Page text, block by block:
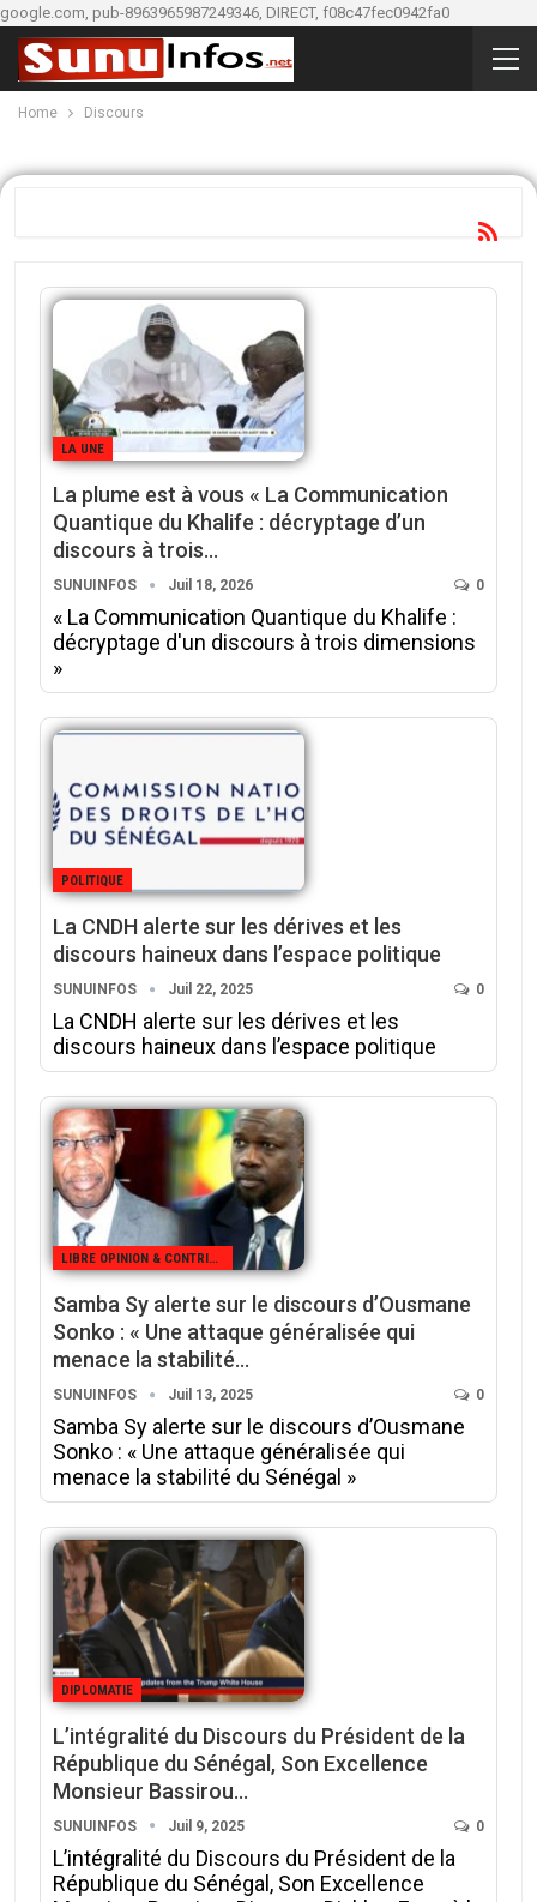
google.com, pub-8963965987249346, DIRECT, f08c47fec0942fa0
Home Discours
LA UNE
La plume est à vous « La Communication
Quantique du Khalife : décryptage d’un
discours à trois…
SUNUINFOS Juil 18, 2026 0
« La Communication Quantique du Khalife :
décryptage d'un discours à trois dimensions
»
POLITIQUE
La CNDH alerte sur les dérives et les
discours haineux dans l’espace politique
SUNUINFOS Juil 22, 2025 0
La CNDH alerte sur les dérives et les
discours haineux dans l’espace politique
LIBRE OPINION & CONTRIBUTION
Samba Sy alerte sur le discours d’Ousmane
Sonko : « Une attaque généralisée qui
menace la stabilité…
SUNUINFOS Juil 13, 2025 0
Samba Sy alerte sur le discours d’Ousmane
Sonko : « Une attaque généralisée qui
menace la stabilité du Sénégal »
DIPLOMATIE
L’intégralité du Discours du Président de la
République du Sénégal, Son Excellence
Monsieur Bassirou…
SUNUINFOS Juil 9, 2025 0
L’intégralité du Discours du Président de la
République du Sénégal, Son Excellence